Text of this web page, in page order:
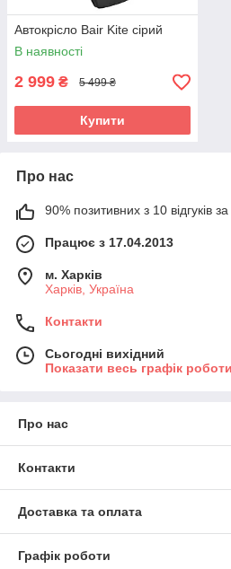
Автокрісло Bair Kite сірий
В наявності
2 999 ₴ 5 499 ₴
Купити
Про нас
90% позитивних з 10 відгуків за
Працює з 17.04.2013
м. Харків
Харків, Україна
Контакти
Сьогодні вихідний
Показати весь графік роботи
Про нас
Контакти
Доставка та оплата
Графік роботи